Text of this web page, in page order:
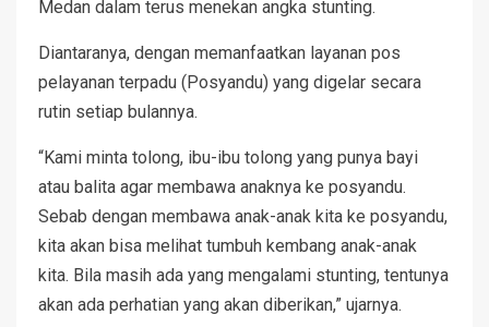
Medan dalam terus menekan angka stunting.
Diantaranya, dengan memanfaatkan layanan pos
pelayanan terpadu (Posyandu) yang digelar secara
rutin setiap bulannya.
“Kami minta tolong, ibu-ibu tolong yang punya bayi
atau balita agar membawa anaknya ke posyandu.
Sebab dengan membawa anak-anak kita ke posyandu,
kita akan bisa melihat tumbuh kembang anak-anak
kita. Bila masih ada yang mengalami stunting, tentunya
akan ada perhatian yang akan diberikan,” ujarnya.